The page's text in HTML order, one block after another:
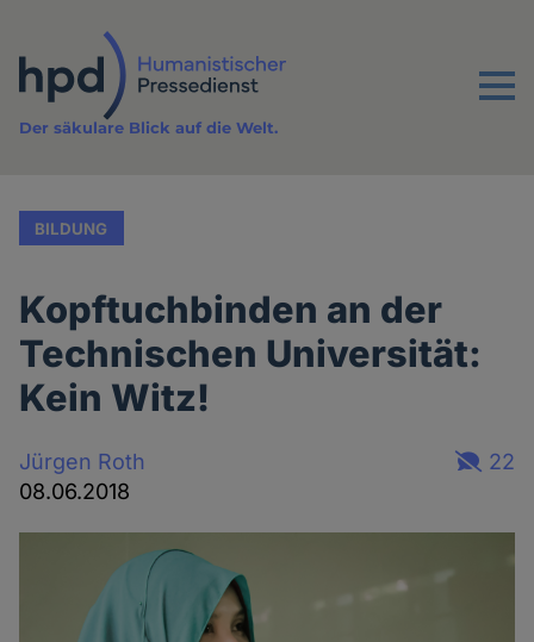
Inhalt
Menu
Der säkulare Blick auf die Welt.
BILDUNG
Kopftuchbinden an der
Technischen Universität:
Kein Witz!
Jürgen Roth
08.06.2018
22